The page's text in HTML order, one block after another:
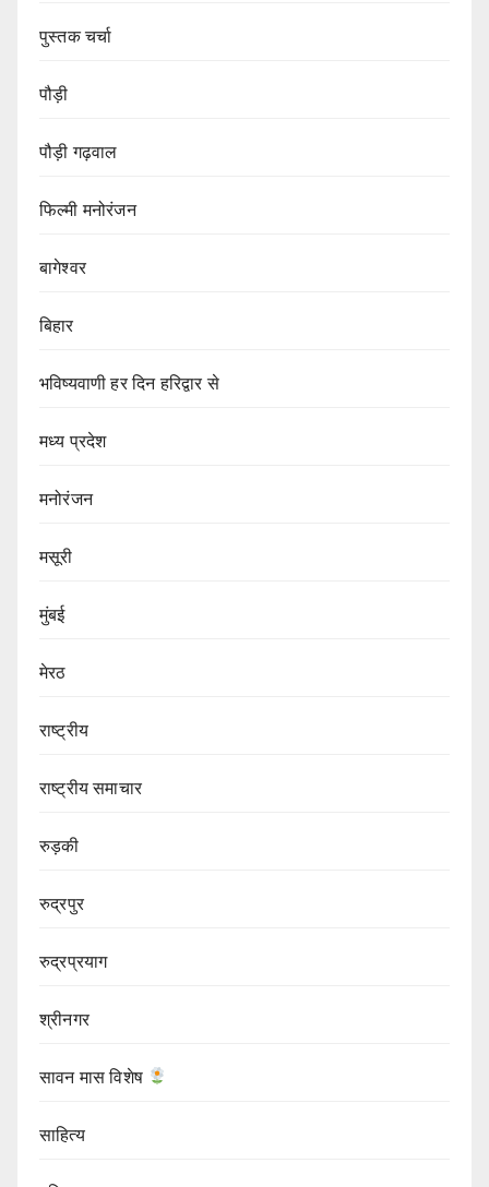
पुस्तक चर्चा
पौड़ी
पौड़ी गढ़वाल
फिल्मी मनोरंजन
बागेश्वर
बिहार
भविष्यवाणी हर दिन हरिद्वार से
मध्य प्रदेश
मनोरंजन
मसूरी
मुंबई
मेरठ
राष्ट्रीय
राष्ट्रीय समाचार
रुड़की
रुद्रपुर
रुद्रप्रयाग
श्रीनगर
सावन मास विशेष
साहित्य